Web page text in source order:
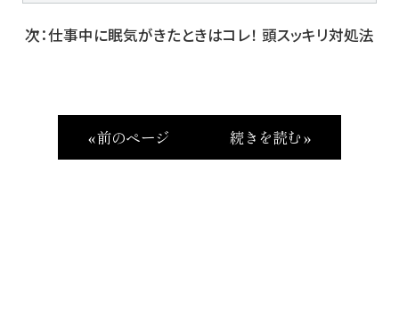
次：仕事中に眠気がきたときはコレ！ 頭スッキリ対処法
« 前のページ 続きを読む »